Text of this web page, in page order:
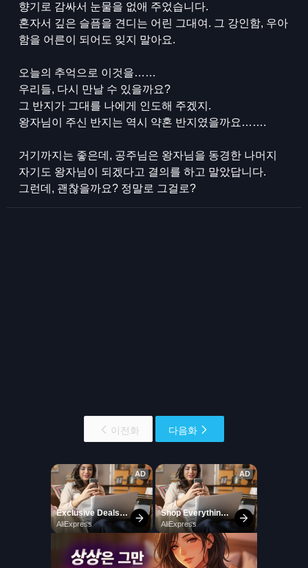
향기로 감싸서 눈물을 없애 주었습니다.
혼자서 깊은 슬픔을 견디는 어린 그대여. 그 강인함, 우아
함을 어른이 되어도 잊지 말아요.
오늘의 추억으로 이것을……
우리들, 다시 만날 수 있을까요?
그 반지가 그대를 나에게 인도해 주겠지.
왕자님이 주신 반지는 역시 약혼 반지였을까요…….
거기까지는 좋은데, 공주님은 왕자님을 동경한 나머지
자기도 왕자님이 되겠다고 결의를 하고 말았답니다.
그런데, 괜찮을까요? 정말로 그걸로?
이전화 다음화